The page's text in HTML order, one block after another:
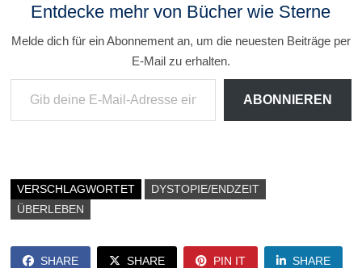
Entdecke mehr von Bücher wie Sterne
Melde dich für ein Abonnement an, um die neuesten Beiträge per
E-Mail zu erhalten.
Gib deine E-Mail-Adresse ein ...
ABONNIEREN
VERSCHLAGWORTET
DYSTOPIE/ENDZEIT
ÜBERLEBEN
SHARE SHARE PIN IT SHARE